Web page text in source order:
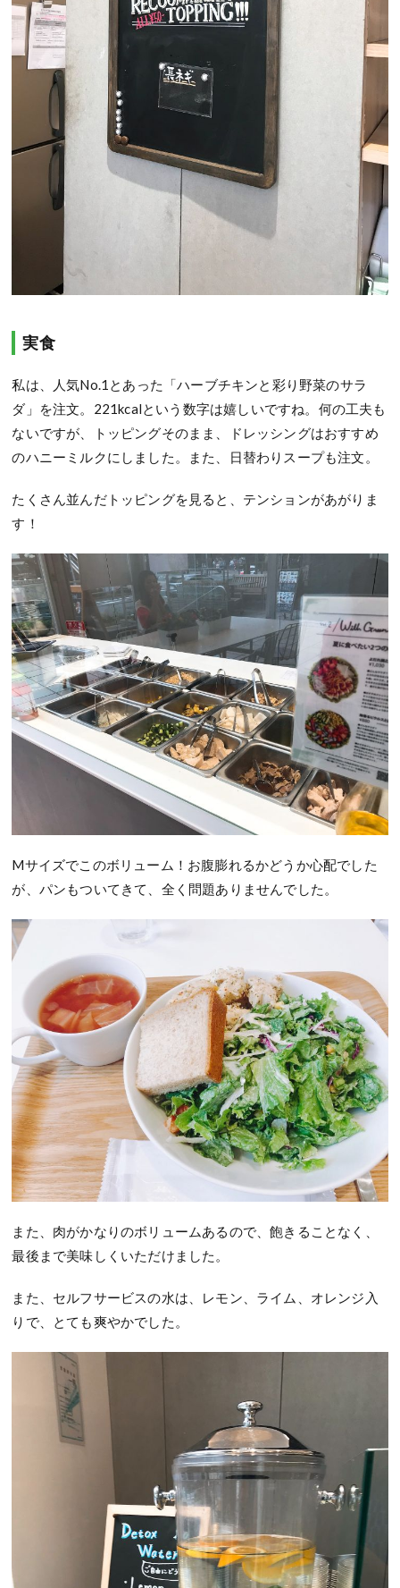
実食
私は、人気No.1とあった「ハーブチキンと彩り野菜のサラ
ダ」を注文。221kcalという数字は嬉しいですね。何の工夫も
ないですが、トッピングそのまま、ドレッシングはおすすめ
のハニーミルクにしました。また、日替わりスープも注文。
たくさん並んだトッピングを見ると、テンションがあがりま
す！
Mサイズでこのボリューム！お腹膨れるかどうか心配でした
が、パンもついてきて、全く問題ありませんでした。
また、肉がかなりのボリュームあるので、飽きることなく、
最後まで美味しくいただけました。
また、セルフサービスの水は、レモン、ライム、オレンジ入
りで、とても爽やかでした。